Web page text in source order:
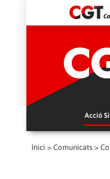
Acció
Inici > Comunicats >